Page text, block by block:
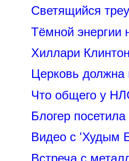
Светящийся
Тёмной энергии
Хиллари
Церковь должна
Что общего у
Блогер
Видео с 'Худым
Встреча с